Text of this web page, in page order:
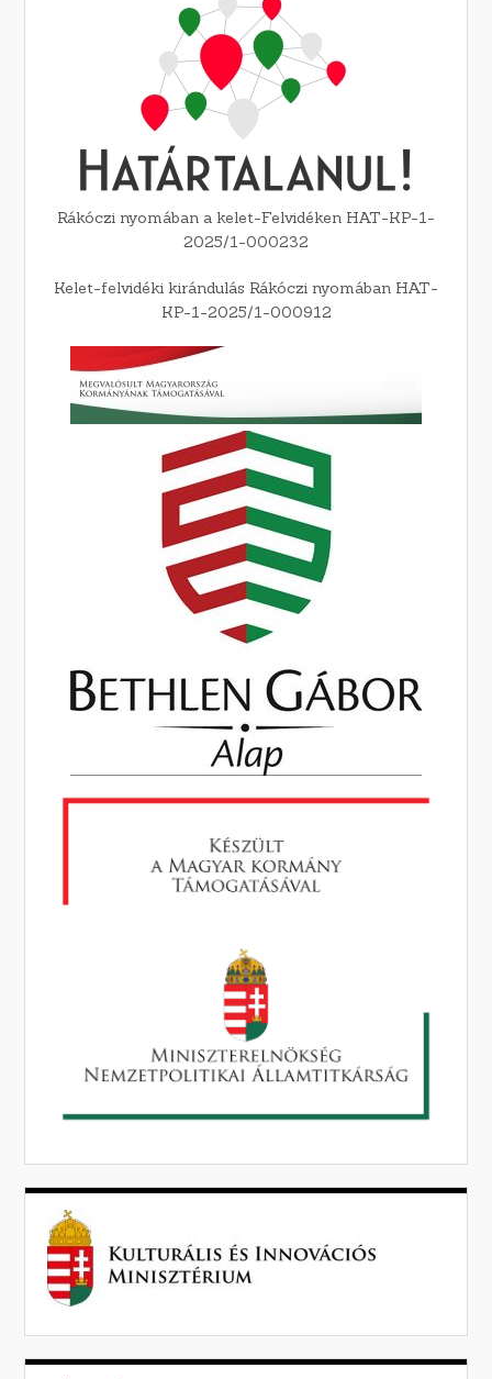
Rákóczi nyomában a kelet-Felvidéken HAT-KP-1-
2025/1-000232
Kelet-felvidéki kirándulás Rákóczi nyomában HAT-
KP-1-2025/1-000912